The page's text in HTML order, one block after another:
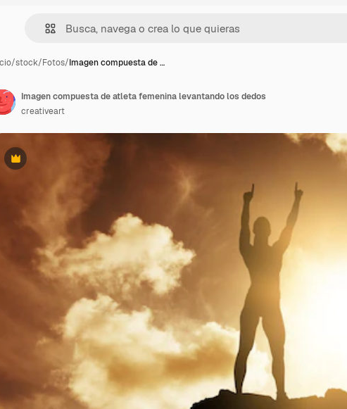
/stock/Fotos/Imagen compuesta de …
Premium
Imagen compuesta de atleta femenina levantando los dedos
creativeart